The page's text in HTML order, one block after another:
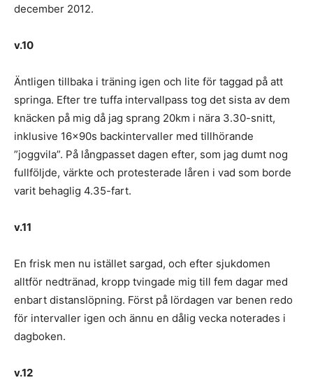
december 2012.
v.10
Äntligen tillbaka i träning igen och lite för taggad på att
springa. Efter tre tuffa intervallpass tog det sista av dem
knäcken på mig då jag sprang 20km i nära 3.30-snitt,
inklusive 16x90s backintervaller med tillhörande
”joggvila”. På långpasset dagen efter, som jag dumt nog
fullföljde, värkte och protesterade låren i vad som borde
varit behaglig 4.35-fart.
v.11
En frisk men nu istället sargad, och efter sjukdomen
alltför nedtränad, kropp tvingade mig till fem dagar med
enbart distanslöpning. Först på lördagen var benen redo
för intervaller igen och ännu en dålig vecka noterades i
dagboken.
v.12